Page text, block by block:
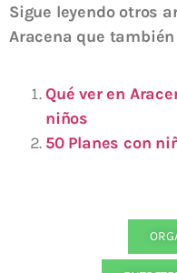
Sigue leyendo otros
Aracena que
Qué ver en
niños
50 Planes con